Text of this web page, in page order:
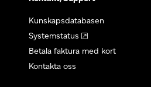
Kunskapsdatabasen
Systemstatus
Betala faktura med kort
Kontakta oss